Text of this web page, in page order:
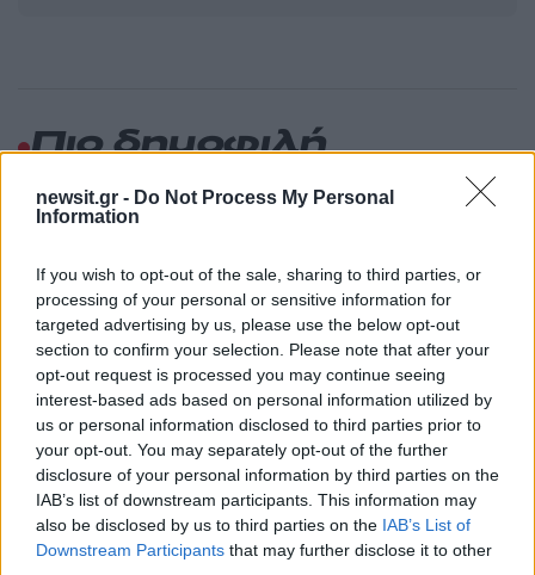
newsit.gr - Do Not Process My Personal
Information
If you wish to opt-out of the sale, sharing to third parties, or
processing of your personal or sensitive information for
targeted advertising by us, please use the below opt-out
section to confirm your selection. Please note that after your
opt-out request is processed you may continue seeing
interest-based ads based on personal information utilized by
us or personal information disclosed to third parties prior to
your opt-out. You may separately opt-out of the further
disclosure of your personal information by third parties on the
IAB’s list of downstream participants. This information may
also be disclosed by us to third parties on the IAB’s List of
Downstream Participants that may further disclose it to other
Πιο δημοφιλή
1 Έφυγαν οι συνεργάτες, μένει η Μαρία
Καρυστιανού - Η επόμενη μέρα για την
2Σαμοθράκη: «Μαμά νόμιζες ότι δε θα σε
ξαναδώ;» – Τα πρώτα λόγια του 22χρονου
που έπεσε σε κανάλι με καυτό νερό
3Συγκίνηση στο τελευταίο αντίο στον Λάκη
Χαλκιά: Με την «Φάμπρικα», λαούτο και
κλαρίνα αποχαιρέτησαν την εμβληματική
φωνή της μεταπολίτευσης
4Η βαθμολογία της UEFA μετά την ισοπαλία
του Παναθηναϊκού με την ΤΣΣΚΑ 1948
5Μυστράς: «Για ψυχολογικούς λόγους»
κρατούσε τον νεκρό πατέρα του στον
καταψύκτη – Δεν ήταν οικονομικό το